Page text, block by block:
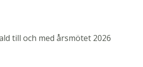
till och med årsmötet 2026